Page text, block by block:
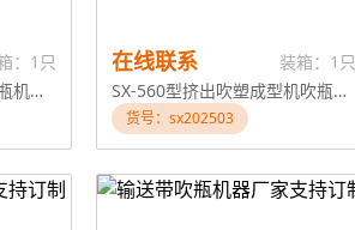
：1只
圣诞球专用吹塑成型机吹瓶机器厂家支持订制
在线联系
装箱：1只
SX-560型挤出吹塑成型机吹瓶机器厂家支持订制
货号：sx202503